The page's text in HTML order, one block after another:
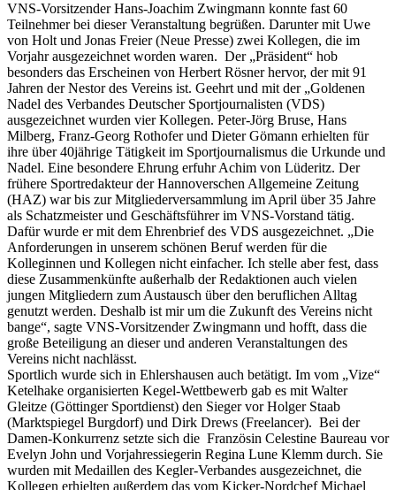
VNS-Vorsitzender Hans-Joachim Zwingmann konnte fast 60
Teilnehmer bei dieser Veranstaltung begrüßen. Darunter mit Uwe
von Holt und Jonas Freier (Neue Presse) zwei Kollegen, die im
Vorjahr ausgezeichnet worden waren. Der „Präsident“ hob
besonders das Erscheinen von Herbert Rösner hervor, der mit 91
Jahren der Nestor des Vereins ist. Geehrt und mit der „Goldenen
Nadel des Verbandes Deutscher Sportjournalisten (VDS)
ausgezeichnet wurden vier Kollegen. Peter-Jörg Bruse, Hans
Milberg, Franz-Georg Rothofer und Dieter Gömann erhielten für
ihre über 40jährige Tätigkeit im Sportjournalismus die Urkunde und
Nadel. Eine besondere Ehrung erfuhr Achim von Lüderitz. Der
frühere Sportredakteur der Hannoverschen Allgemeine Zeitung
(HAZ) war bis zur Mitgliederversammlung im April über 35 Jahre
als Schatzmeister und Geschäftsführer im VNS-Vorstand tätig.
Dafür wurde er mit dem Ehrenbrief des VDS ausgezeichnet. „Die
Anforderungen in unserem schönen Beruf werden für die
Kolleginnen und Kollegen nicht einfacher. Ich stelle aber fest, dass
diese Zusammenkünfte außerhalb der Redaktionen auch vielen
jungen Mitgliedern zum Austausch über den beruflichen Alltag
genutzt werden. Deshalb ist mir um die Zukunft des Vereins nicht
bange“, sagte VNS-Vorsitzender Zwingmann und hofft, dass die
große Beteiligung an dieser und anderen Veranstaltungen des
Vereins nicht nachlässt.
Sportlich wurde sich in Ehlershausen auch betätigt. Im vom „Vize“
Ketelhake organisierten Kegel-Wettbewerb gab es mit Walter
Gleitze (Göttinger Sportdienst) den Sieger vor Holger Staab
(Marktspiegel Burgdorf) und Dirk Drews (Freelancer). Bei der
Damen-Konkurrenz setzte sich die Französin Celestine Baureau vor
Evelyn John und Vorjahressiegerin Regina Lune Klemm durch. Sie
wurden mit Medaillen des Kegler-Verbandes ausgezeichnet, die
Kollegen erhielten außerdem das vom Kicker-Nordchef Michael